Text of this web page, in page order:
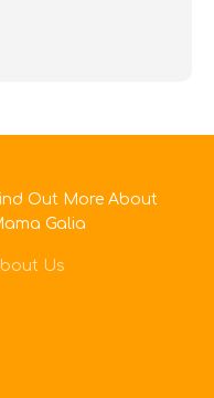
Out More About
Galia
Us